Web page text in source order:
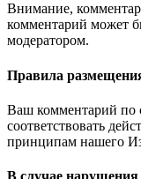
Внимание,
комментарий может
модератором.
Правила
Ваш комментарий по
соответствовать
принципам нашего